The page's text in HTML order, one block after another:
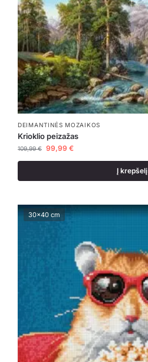
DEIMANTINĖS MOZAIKOS
Krioklio peizažas
109,99€ 99,99 €
Į krepšelį
30x40 cm